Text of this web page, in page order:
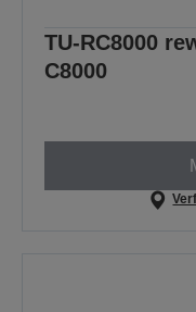
TU-RC8000
C8000